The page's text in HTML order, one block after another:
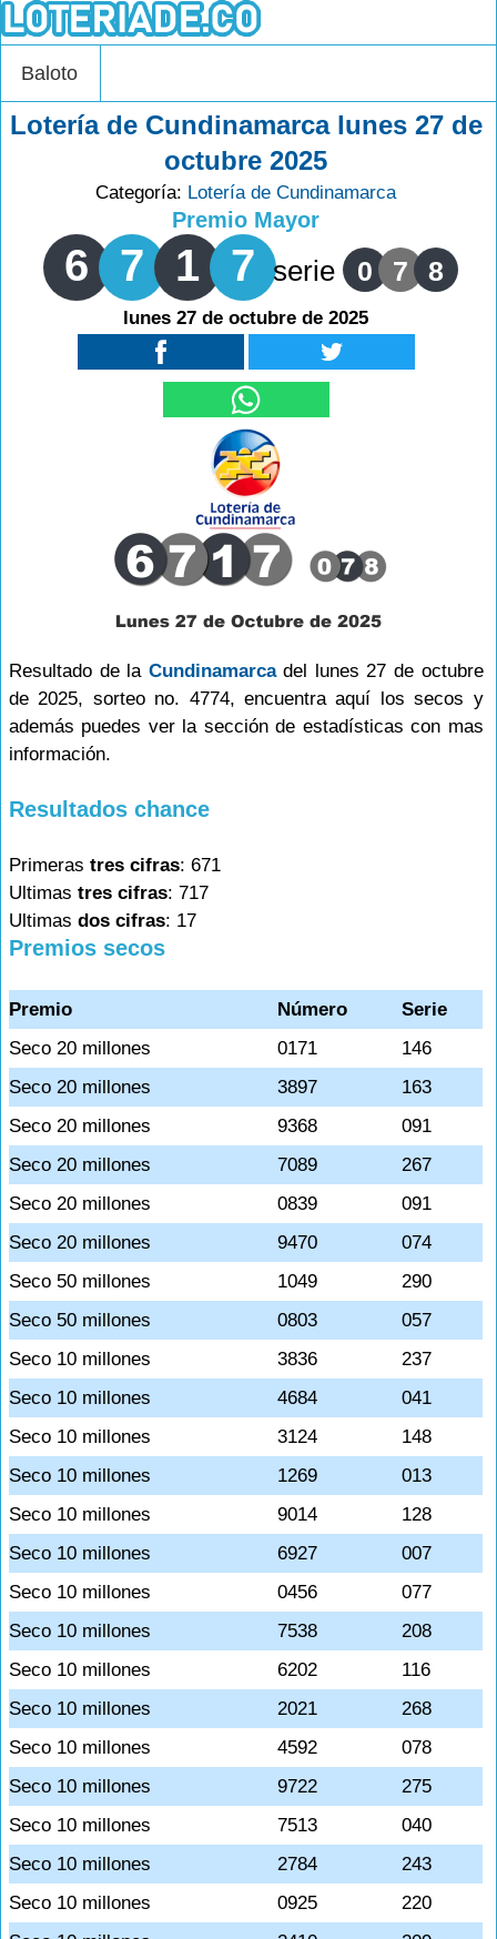
Baloto
Lotería de Cundinamarca lunes 27 de
octubre 2025
Categoría: Lotería de Cundinamarca
Premio Mayor
6 7 1 7 serie 0 7 8
lunes 27 de octubre de 2025
Resultado de la Cundinamarcadel lunes 27 de octubre
de 2025, sorteo no. 4774, encuentra aquí los secos y
además puedes ver la sección de estadísticas con mas
información.
Resultados chance
Primeras tres cifras: 671
Ultimas tres cifras: 717
Ultimas dos cifras: 17
Premios secos
Premio Número
Serie
Seco 20 millones
0171
146
Seco 20 millones
3897
163
Seco 20 millones
9368
091
Seco 20 millones
7089
267
Seco 20 millones
0839
091
Seco 20 millones
9470
074
Seco 50 millones
1049
290
Seco 50 millones
0803
057
Seco 10 millones
3836
237
Seco 10 millones
4684
041
Seco 10 millones
3124
148
Seco 10 millones
1269
013
Seco 10 millones
9014
128
Seco 10 millones
6927
007
Seco 10 millones
0456
077
Seco 10 millones
7538
208
Seco 10 millones
6202
116
Seco 10 millones
2021
268
Seco 10 millones
4592
078
Seco 10 millones
9722
275
Seco 10 millones
7513
040
Seco 10 millones
2784
243
Seco 10 millones
0925
220